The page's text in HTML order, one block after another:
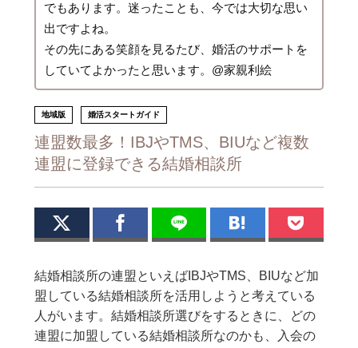
でもあります。迷ったことも、今では大切な思い
出ですよね。
その先にある笑顔を見るたび、婚活のサポートを
していてよかったと思います。@家親利絵
地域版 婚活スタートガイド
連盟数最多！IBJやTMS、BIUなど複数
連盟に登録できる結婚相談所
結婚相談所の連盟といえばIBJやTMS、BIUなど加
盟している結婚相談所を活用しようと考えている
人がいます。結婚相談所選びをするときに、どの
連盟に加盟している結婚相談所なのかも、入会の